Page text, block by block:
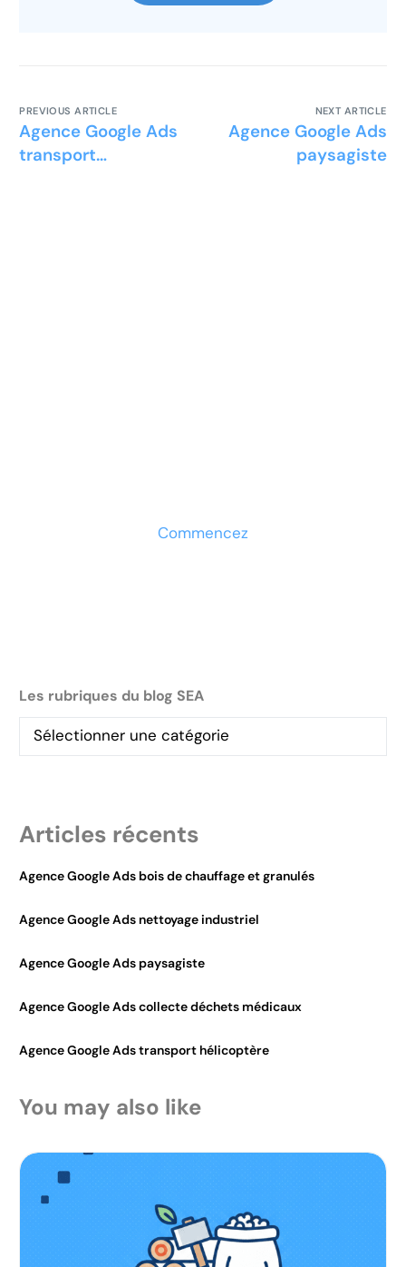
PREVIOUS ARTICLE
Agence Google Ads
transport
NEXT ARTICLE
Agence Google Ads
paysagiste
Commencez
Les rubriques du blog SEA
Articles récents
Agence Google Ads bois de chauffage et granulés
Agence Google Ads nettoyage industriel
Agence Google Ads paysagiste
Agence Google Ads collecte déchets médicaux
Agence Google Ads transport hélicoptère
You may also like